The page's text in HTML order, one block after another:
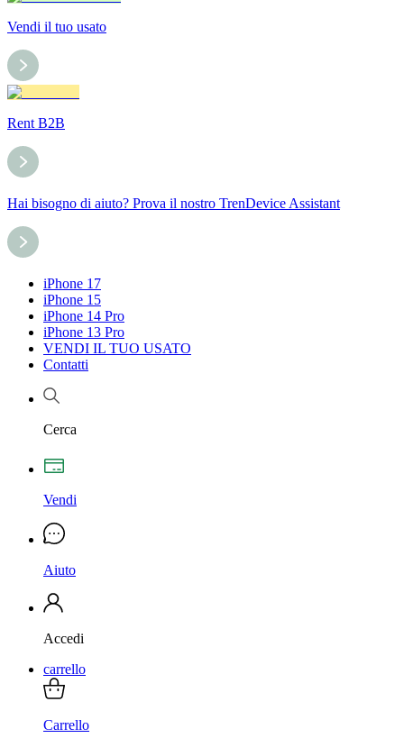
Vendi il tuo usato
Rent B2B
Hai bisogno di aiuto? Prova il nostro TrenDevice Assistant
iPhone 17
iPhone 15
iPhone 14 Pro
iPhone 13 Pro
VENDI IL TUO USATO
Contatti
Cerca
Vendi
Aiuto
Accedi
carrello
Carrello